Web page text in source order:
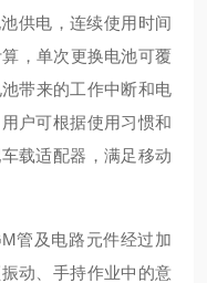
供电，连续使用时间
，单次更换电池可覆
带来的工作中断和电
户可根据使用习惯和
载适配器，满足移动
管及电路元件经过加
动、手持作业中的意